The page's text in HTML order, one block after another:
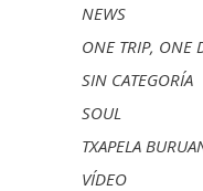
NEWS
ONE TRIP, ONE
SIN CATEGORÍA
SOUL
TXAPELA
VÍDEO